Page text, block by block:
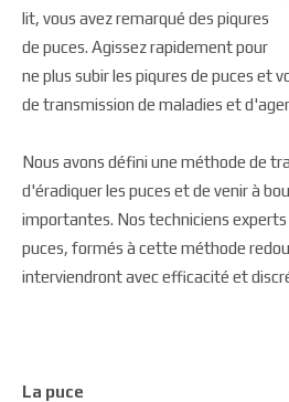
lit, vous avez remarqué des piqures
de puces. Agissez rapidement pour
ne plus subir les piqures de puces et
de transmission de maladies et
Nous avons défini une méthode de
d'éradiquer les puces et de venir à
importantes. Nos techniciens
puces, formés à cette méthode
interviendront avec efficacité et
La puce